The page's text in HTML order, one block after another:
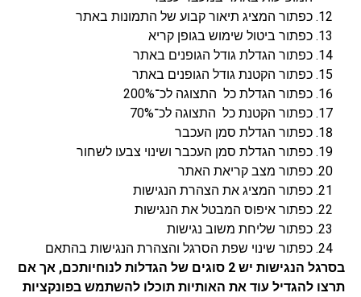
כפתור המציג תיאור קבוע של התמונות באתר
כפתור ביטול שימוש בגופן קריא
כפתור הגדלת גודל הגופנים באתר
כפתור הקטנת גודל הגופנים באתר
כפתור הגדלת כל התצוגה לכ־200%
כפתור הקטנת כל התצוגה לכ־70%
כפתור הגדלת סמן העכבר
כפתור הגדלת סמן העכבר ושינוי צבעו לשחור
כפתור מצב קריאת האתר
כפתור המציג את הצהרת הנגישות
כפתור איפוס המבטל את הנגישות
כפתור שליחת משוב נגישות
כפתור שינוי שפת הסרגל והצהרת הנגישות בהתאם
בסרגל הנגישות יש 2 סוגים של הגדלות לנוחיותכם, אך אם
תרצו להגדיל עוד את האותיות תוכלו להשתמש בפונקציות